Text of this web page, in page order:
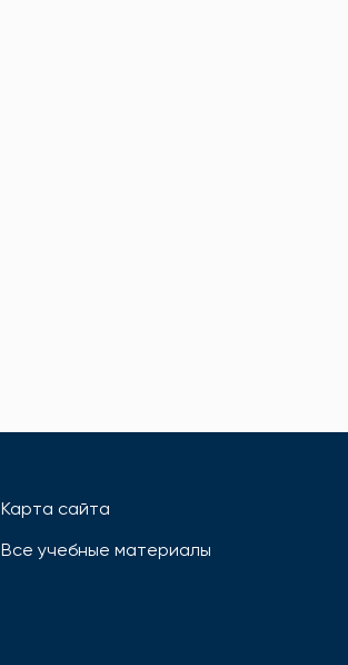
Карта сайта
Все учебные материалы